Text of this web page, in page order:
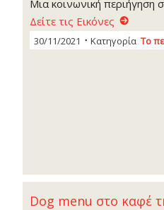
Μια κοινωνική περιήγηση
Δείτε τις Εικόνες
30/11/2021 Κατηγορία Το
Dog menu στο καφέ